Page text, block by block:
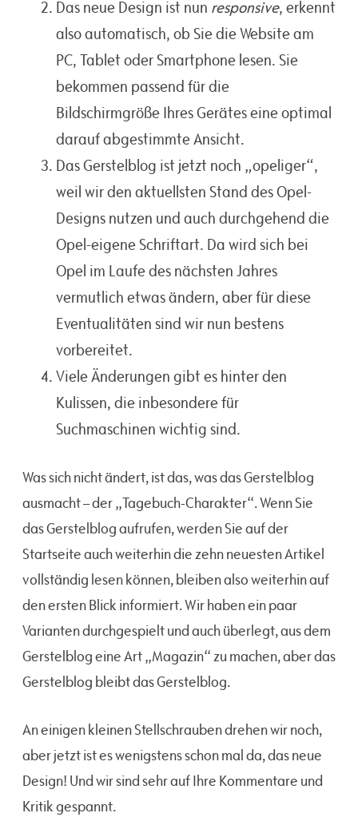
Das neue Design ist nun responsive, erkennt
also automatisch, ob Sie die Website am
PC, Tablet oder Smartphone lesen. Sie
bekommen passend für die
Bildschirmgröße Ihres Gerätes eine optimal
darauf abgestimmte Ansicht.
Das Gerstelblog ist jetzt noch „opeliger“,
weil wir den aktuellsten Stand des Opel-
Designs nutzen und auch durchgehend die
Opel-eigene Schriftart. Da wird sich bei
Opel im Laufe des nächsten Jahres
vermutlich etwas ändern, aber für diese
Eventualitäten sind wir nun bestens
vorbereitet.
Viele Änderungen gibt es hinter den
Kulissen, die inbesondere für
Suchmaschinen wichtig sind.
Was sich nicht ändert, ist das, was das Gerstelblog
ausmacht – der „Tagebuch-Charakter“. Wenn Sie
das Gerstelblog aufrufen, werden Sie auf der
Startseite auch weiterhin die zehn neuesten Artikel
vollständig lesen können, bleiben also weiterhin auf
den ersten Blick informiert. Wir haben ein paar
Varianten durchgespielt und auch überlegt, aus dem
Gerstelblog eine Art „Magazin“ zu machen, aber das
Gerstelblog bleibt das Gerstelblog.
An einigen kleinen Stellschrauben drehen wir noch,
aber jetzt ist es wenigstens schon mal da, das neue
Design! Und wir sind sehr auf Ihre Kommentare und
Kritik gespannt.